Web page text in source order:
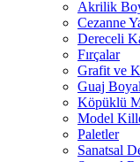
Akrilik
Cezanne
Dereceli
Fırçalar
Grafit ve
Guaj
Köpüklü
Model
Paletler
Sanatsal